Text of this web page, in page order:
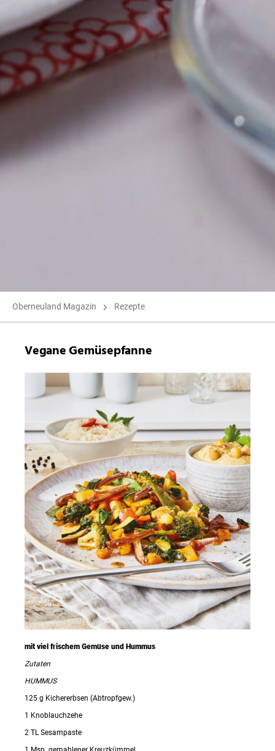
Oberneuland Magazin Rezepte
Vegane Gemüsepfanne
mit viel frischem Gemüse und Hummus
Zutaten
HUMMUS
125 g Kichererbsen (Abtropfgew.)
1 Knoblauchzehe
2 TL Sesampaste